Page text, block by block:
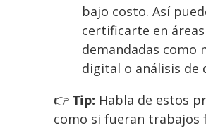
bajo costo. Así
certificarte en áreas
demandadas como
digital o análisis de
👉Tip: Habla de estos
como si fueran trabajos